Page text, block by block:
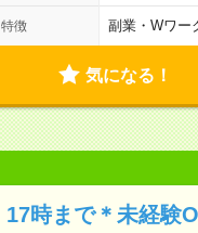
特徴 副業・Wワー
気になる！
17時まで＊未経験